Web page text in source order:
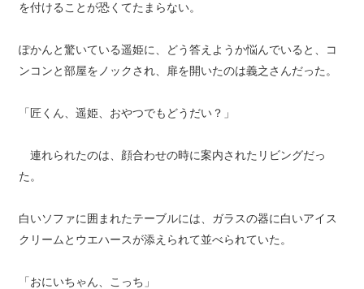
を付けることが恐くてたまらない。
ぽかんと驚いている遥姫に、どう答えようか悩んでいると、コ
ンコンと部屋をノックされ、扉を開いたのは義之さんだった。
「匠くん、遥姫、おやつでもどうだい？」
連れられたのは、顔合わせの時に案内されたリビングだっ
た。
白いソファに囲まれたテーブルには、ガラスの器に白いアイス
クリームとウエハースが添えられて並べられていた。
「おにいちゃん、こっち」